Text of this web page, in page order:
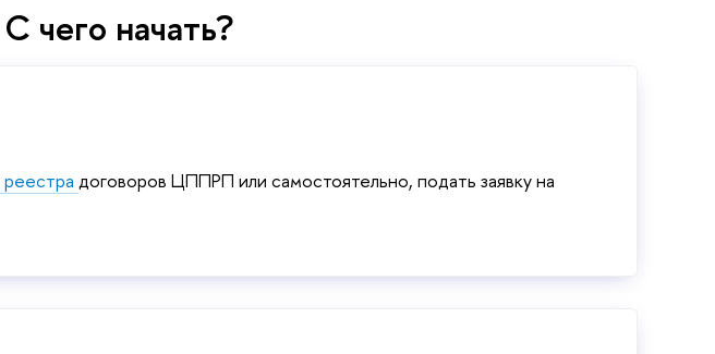
С чего начать?
реестра договоров ЦППРП или самостоятельно, подать заявку на